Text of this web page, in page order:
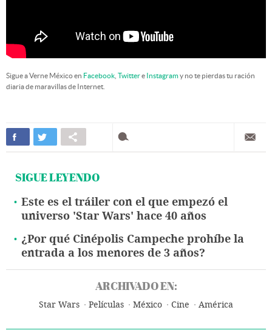
Sigue a Verne México en Facebook Twittere Instagramy no te pierdas tu ración
diaria de maravillas de Internet.
SIGUE LEYENDO
Este es el tráiler con el que empezó el
universo 'Star Wars' hace 40 años
¿Por qué Cinépolis Campeche prohíbe la
entrada a los menores de 3 años?
ARCHIVADO EN:
Star Wars Películas México Cine América